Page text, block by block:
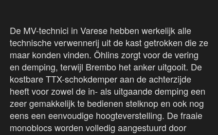
De MV-technici in Varese hebben werkelijk alle
technische verwennerij uit de kast getrokken die ze
maar konden vinden. Öhlins zorgt voor de vering
en demping, terwijl Brembo het anker uitgooit. De
kostbare TTX-schokdemper aan de achterzijde
heeft voor zowel de in- als uitgaande demping een
zeer gemakkelijk te bedienen stelknop en ook nog
eens een eenvoudige hoogteverstelling. De fraaie
monoblocs worden volledig aangestuurd door